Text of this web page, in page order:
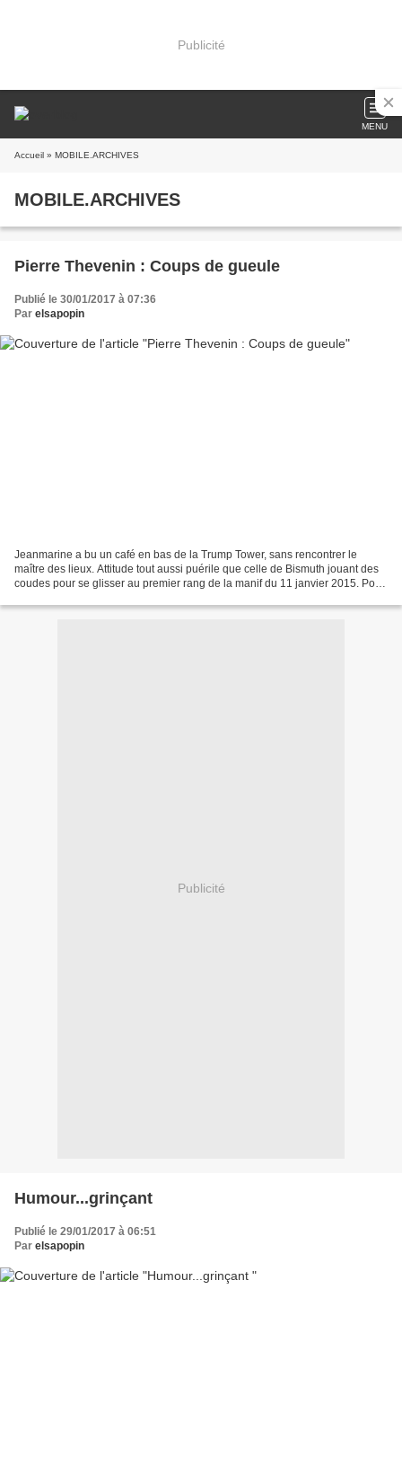
Publicité
MENU
Accueil » MOBILE.ARCHIVES
MOBILE.ARCHIVES
Pierre Thevenin : Coups de gueule
Publié le 30/01/2017 à 07:36
Par elsapopin
Jeanmarine a bu un café en bas de la Trump Tower, sans rencontrer le
maître des lieux. Attitude tout aussi puérile que celle de Bismuth jouant des
coudes pour se glisser au premier rang de la manif du 11 janvier 2015. Pour
Publicité
Humour...grinçant
Publié le 29/01/2017 à 06:51
Par elsapopin